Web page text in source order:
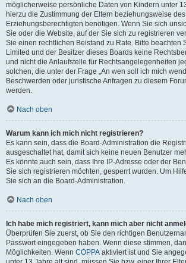
möglicherweise persönliche Daten von Kindern unter
hierzu die Zustimmung der Eltern beziehungsweise
Erziehungsberechtigten benötigen. Wenn Sie sich
Sie oder die Website, auf der Sie sich zu registrieren
Sie einen rechtlichen Beistand zu Rate. Bitte beachten
Limited und der Besitzer dieses Boards keine
und nicht die Anlaufstelle für Rechtsangelegenheiten
solchen, die unter der Frage „An wen soll ich mich
Beschwerden oder juristische Anfragen zu diesem
werden.
Nach oben
Warum kann ich mich nicht registrieren?
Es kann sein, dass die Board-Administration die
ausgeschaltet hat, damit sich keine neuen Benutzer
Es könnte auch sein, dass Ihre IP-Adresse oder der
Sie sich registrieren möchten, gesperrt wurden. Um
Sie sich an die Board-Administration.
Nach oben
Ich habe mich registriert, kann mich aber nicht
Überprüfen Sie zuerst, ob Sie den richtigen
Passwort eingegeben haben. Wenn diese stimmen,
Möglichkeiten. Wenn COPPA aktiviert ist und Sie